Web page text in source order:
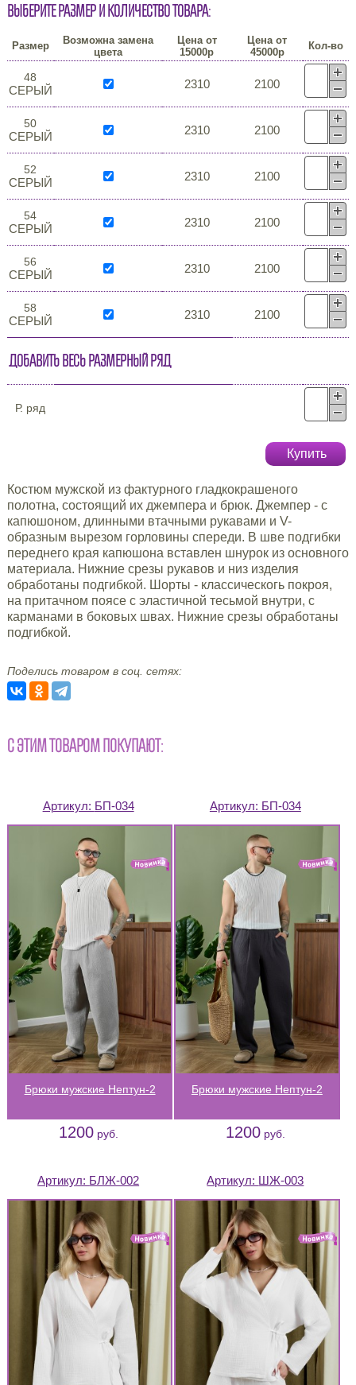
Выберите размер и количество товара:
Размер
Возможна замена
цвета
Цена от
15000р
Цена от
45000р
Кол-во
48
СЕРЫЙ 2310 2100
50
СЕРЫЙ 2310 2100
52
СЕРЫЙ 2310 2100
54
СЕРЫЙ 2310 2100
56
СЕРЫЙ 2310 2100
58
СЕРЫЙ 2310 2100
Добавить весь размерный ряд
Р. ряд
Купить
Костюм мужской из фактурного гладкокрашеного
полотна, состоящий их джемпера и брюк. Джемпер - с
капюшоном, длинными втачными рукавами и V-
образным вырезом горловины спереди. В шве подгибки
переднего края капюшона вставлен шнурок из основного
материала. Нижние срезы рукавов и низ изделия
обработаны подгибкой. Шорты - классическогь покроя,
на притачном поясе с эластичной тесьмой внутри, с
карманами в боковых швах. Нижние срезы обработаны
подгибкой.
Поделись товаром в соц. сетях:
С ЭТИМ ТОВАРОМ ПОКУПАЮТ:
Артикул: БП-034
Брюки мужские Нептун-2
1200руб.
Артикул: БП-034
Брюки мужские Нептун-2
1200руб.
Артикул: БЛЖ-002 Артикул: ШЖ-003